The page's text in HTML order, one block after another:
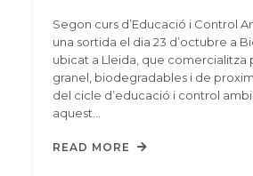
Segon curs d’Educació i Control
una sortida el dia 23 d’octubre a
ubicat a Lleida, que comercialitza
granel, biodegradables i de
del cicle d’educació i control
aquest…
READ MORE